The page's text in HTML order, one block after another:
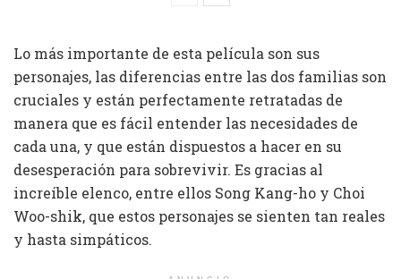
Lo más importante de esta película son sus
personajes, las diferencias entre las dos familias son
cruciales y están perfectamente retratadas de
manera que es fácil entender las necesidades de
cada una, y que están dispuestos a hacer en su
desesperación para sobrevivir. Es gracias al
increíble elenco, entre ellos Song Kang-ho y Choi
Woo-shik, que estos personajes se sienten tan reales
y hasta simpáticos.